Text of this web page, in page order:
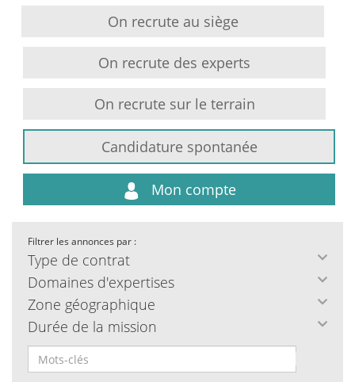
On recrute au siège
On recrute des experts
On recrute sur le terrain
Candidature spontanée
Mon compte
Filtrer les annonces par :
Type de contrat
Domaines d'expertises
Zone géographique
Durée de la mission